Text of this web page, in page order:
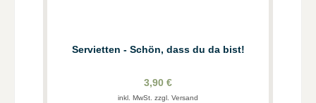
Servietten - Schön, dass du da bist!
3,90 €
inkl. MwSt. zzgl. Versand